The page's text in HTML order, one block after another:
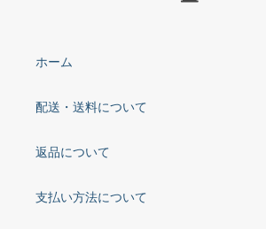
ホーム
配送・送料について
返品について
支払い方法について